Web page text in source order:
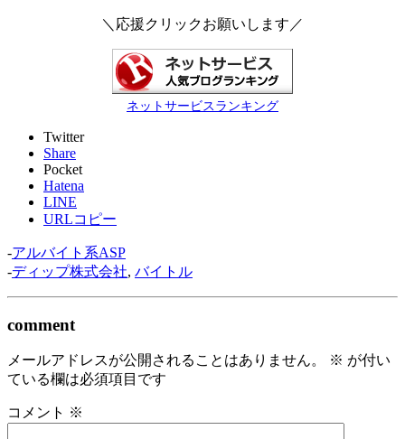
＼応援クリックお願いします／
ネットサービスランキング
Twitter
Share
Pocket
Hatena
LINE
URLコピー
-アルバイト系ASP
-ディップ株式会社, バイトル
comment
メールアドレスが公開されることはありません。 ※ が付い
ている欄は必須項目です
コメント ※